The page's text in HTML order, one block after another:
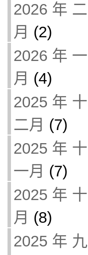
2026 年 二
月 (2)
2026 年 一
月 (4)
2025 年 十
二月 (7)
2025 年 十
一月 (7)
2025 年 十
月 (8)
2025 年 九